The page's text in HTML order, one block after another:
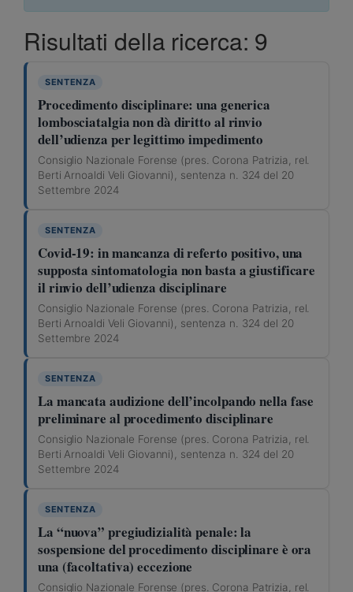
Risultati della ricerca: 9
SENTENZA
Procedimento disciplinare: una generica
lombosciatalgia non dà diritto al rinvio
dell’udienza per legittimo impedimento
Consiglio Nazionale Forense (pres. Corona Patrizia, rel.
Berti Arnoaldi Veli Giovanni), sentenza n. 324 del 20
Settembre 2024
SENTENZA
Covid-19: in mancanza di referto positivo, una
supposta sintomatologia non basta a giustificare
il rinvio dell’udienza disciplinare
Consiglio Nazionale Forense (pres. Corona Patrizia, rel.
Berti Arnoaldi Veli Giovanni), sentenza n. 324 del 20
Settembre 2024
SENTENZA
La mancata audizione dell’incolpando nella fase
preliminare al procedimento disciplinare
Consiglio Nazionale Forense (pres. Corona Patrizia, rel.
Berti Arnoaldi Veli Giovanni), sentenza n. 324 del 20
Settembre 2024
SENTENZA
La “nuova” pregiudizialità penale: la
sospensione del procedimento disciplinare è ora
una (facoltativa) eccezione
Consiglio Nazionale Forense (pres. Corona Patrizia, rel.